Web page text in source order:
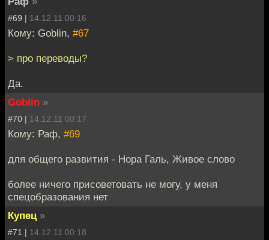
#69 | 14.12.11 00:16
Кому: Goblin, #67
> про переводы?
Да.
Goblin »
#70 | 14.12.11 00:17
Кому: Раф, #69
для общего развития - Нора Галь, Живое слово
более ничего присоветовать не могу, у меня
спецобразования нет
Купец »
#71 | 14.12.11 00:18